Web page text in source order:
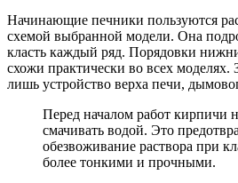
Начинающие печники пользуются
схемой выбранной модели. Она
класть каждый ряд. Порядовки
схожи практически во всех моделях.
лишь устройство верха печи,
Перед началом работ кирпичи
смачивать водой. Это
обезвоживание раствора при
более тонкими и прочными.